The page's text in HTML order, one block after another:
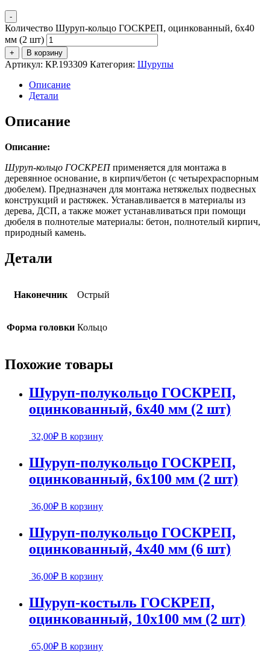
-
Количество Шуруп-кольцо ГОСКРЕП, оцинкованный, 6х40
мм (2 шт)
+ В корзину
Артикул: КР.193309 Категория: Шурупы
Описание
Детали
Описание
Описание:
Шуруп-кольцо ГОСКРЕПприменяется для монтажа в
деревянное основание, в кирпич/бетон (с четырехраспорным
дюбелем). Предназначен для монтажа нетяжелых подвесных
конструкций и растяжек. Устанавливается в материалы из
дерева, ДСП, а также может устанавливаться при помощи
дюбеля в полнотелые материалы: бетон, полнотелый кирпич,
природный камень.
Детали
Наконечник Острый
Форма головки Кольцо
Похожие товары
Шуруп-полукольцо ГОСКРЕП,
оцинкованный, 6х40 мм (2 шт)
32,00₽ В корзину
Шуруп-полукольцо ГОСКРЕП,
оцинкованный, 6х100 мм (2 шт)
36,00₽ В корзину
Шуруп-полукольцо ГОСКРЕП,
оцинкованный, 4х40 мм (6 шт)
36,00₽ В корзину
Шуруп-костыль ГОСКРЕП,
оцинкованный, 10х100 мм (2 шт)
65,00₽ В корзину